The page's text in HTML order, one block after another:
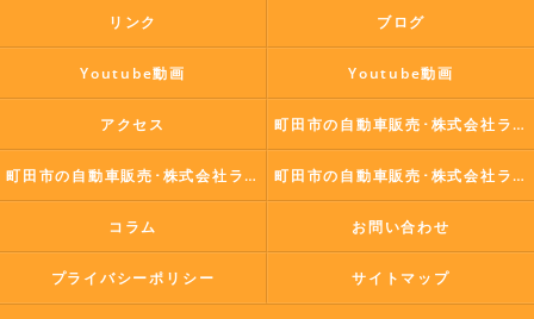
リンク ブログ
Youtube動画 Youtube動画
アクセス 町田市の自動車販売･株式会社ラポールコーポレーションの口コミ情報
町田市の自動車販売･株式会社ラポールコーポレーションの評判 町田市の自動車販売･株式会社ラポールコーポレーションのお客様の声
コラム お問い合わせ
プライバシーポリシー サイトマップ